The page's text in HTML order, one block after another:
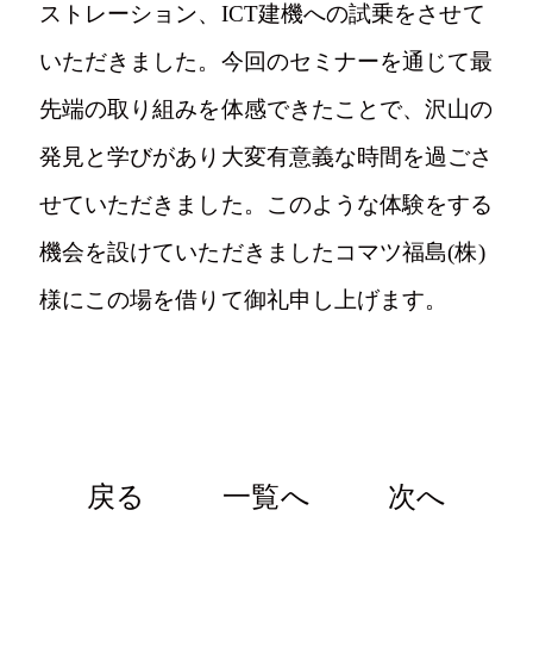
ストレーション、ICT建機への試乗をさせて
いただきました。今回のセミナーを通じて最
先端の取り組みを体感できたことで、沢山の
発見と学びがあり大変有意義な時間を過ごさ
せていただきました。このような体験をする
機会を設けていただきましたコマツ福島(株)
様にこの場を借りて御礼申し上げます。
戻る 一覧へ 次へ